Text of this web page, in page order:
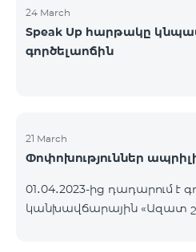
24 March
Speak Up հարթակը
գործելաոճին
21 March
Փոփոխություններ
01․04․2023-ից դադարում է
կանխավճարային «Ազատ